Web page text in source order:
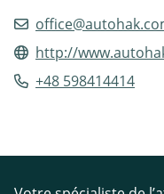
http://
+48 598414414